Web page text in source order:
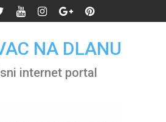
NA DLANU
internet portal